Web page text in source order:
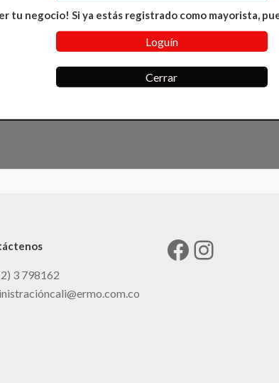
3 798162
Facebook
tu negocio! Si ya estás registrado como mayorista,
Loguín
Cerrar